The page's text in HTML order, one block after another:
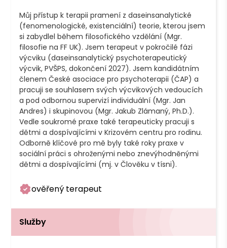
Můj přístup k terapii pramení z daseinsanalytické
(fenomenologické, existenciální) teorie, kterou jsem
si zabydlel během filosofického vzdělání (Mgr.
filosofie na FF UK). Jsem terapeut v pokročilé fázi
výcviku (daseinsanalytický psychoterapeutický
výcvik, PVŠPS, dokončení 2027). Jsem kandidátním
členem České asociace pro psychoterapii (ČAP) a
pracuji se souhlasem svých výcvikových vedoucích
a pod odbornou supervizí individuální (Mgr. Jan
Andres) i skupinovou (Mgr. Jakub Zlámaný, Ph.D.).
Vedle soukromé praxe také terapeuticky pracuji s
dětmi a dospívajícími v Krizovém centru pro rodinu.
Odborně klíčové pro mě byly také roky praxe v
sociální práci s ohroženými nebo znevýhodněnými
ověřený terapeut
Služby